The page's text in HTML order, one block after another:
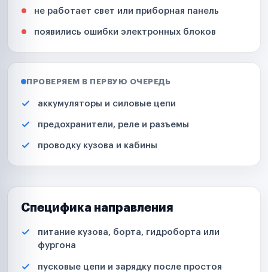
не работает свет или приборная панель
появились ошибки электронных блоков
ПРОВЕРЯЕМ В ПЕРВУЮ ОЧЕРЕДЬ
аккумуляторы и силовые цепи
предохранители, реле и разъемы
проводку кузова и кабины
Специфика направления
питание кузова, борта, гидроборта или
фургона
пусковые цепи и зарядку после простоя